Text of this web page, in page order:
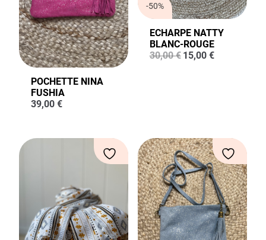
POCHETTE NINA
FUSHIA
39,00 €
-50%
ECHARPE NATTY
BLANC-ROUGE
30,00€ Le
15,00 €Le